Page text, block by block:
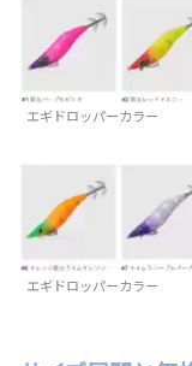
エギドロッパーカラー
エギドロッパーカラー